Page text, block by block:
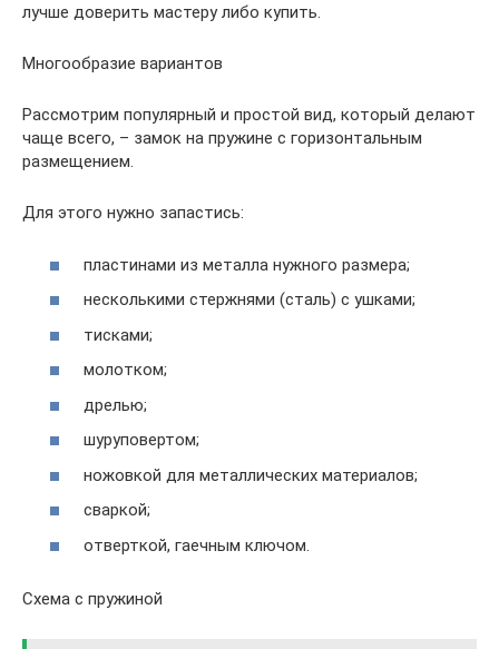
лучше доверить мастеру либо купить.
Многообразие вариантов
Рассмотрим популярный и простой вид, который делают
чаще всего, – замок на пружине с горизонтальным
размещением.
Для этого нужно запастись:
пластинами из металла нужного размера;
несколькими стержнями (сталь) с ушками;
тисками;
молотком;
дрелью;
шуруповертом;
ножовкой для металлических материалов;
сваркой;
отверткой, гаечным ключом.
Схема с пружиной